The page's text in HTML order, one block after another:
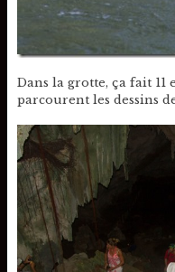
Dans la grotte, ça fait 11
parcourent les dessins